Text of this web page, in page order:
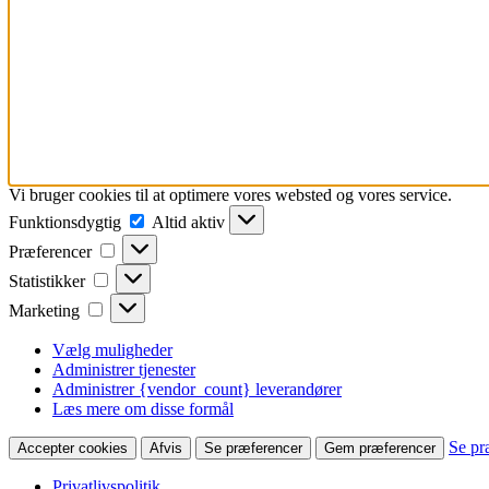
Vi bruger cookies til at optimere vores websted og vores service.
Funktionsdygtig
Funktionsdygtig
Altid aktiv
Præferencer
Præferencer
Statistikker Statistikker
Marketing Marketing
Vælg muligheder
Administrer tjenester
Administrer {vendor_count} leverandører
Læs mere om disse formål
Accepter cookies Afvis Se præferencer Gem præferencer Se